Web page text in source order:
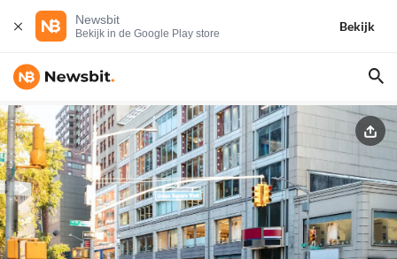
Newsbit
Bekijk in de Google Play store
Bekijk